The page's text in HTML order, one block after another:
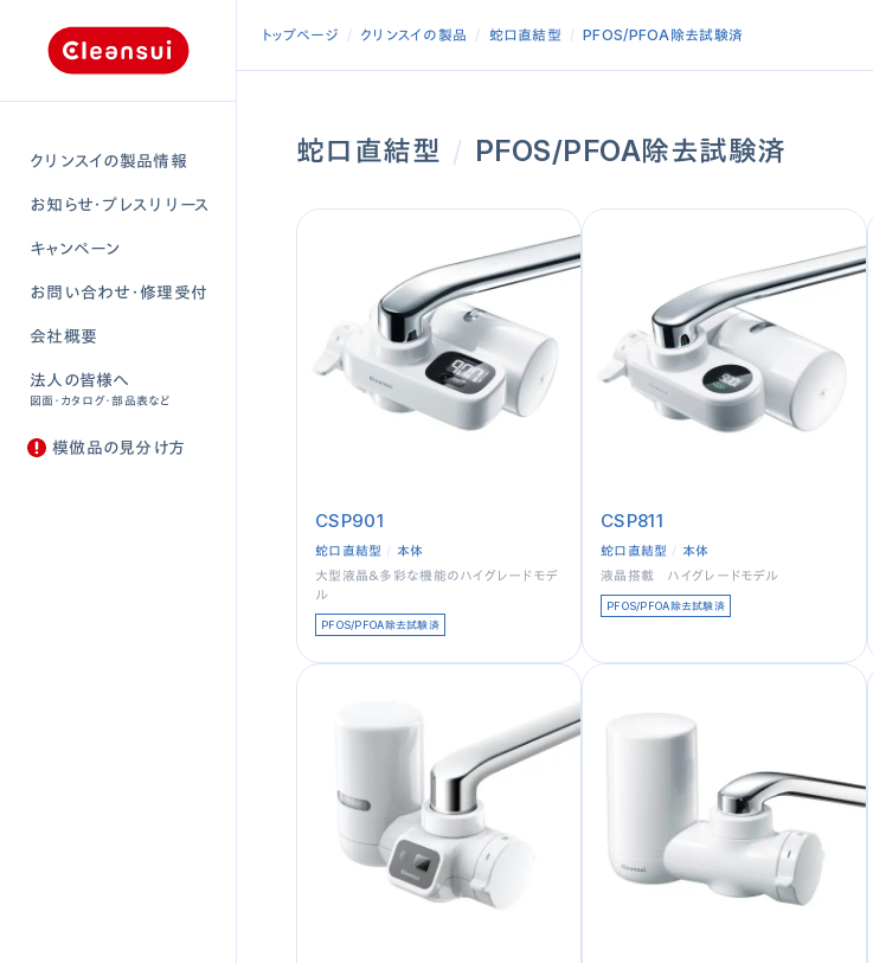
クリンスイの製品情報
お知らせ・プレスリリース
キャンペーン
お問い合わせ・修理受付
会社概要
法人の皆様へ
図面・カタログ・部品表など
模倣品の見分け方
トップページ クリンスイの製品 蛇口直結型 PFOS/PFOA除去試験済
蛇口直結型 / PFOS/PFOA除去試験済
CSP901
蛇口直結型
本体
大型液晶＆多彩な機能のハイグレードモデ
ル
PFOS/PFOA除去試験済
CSP811
蛇口直結型
本体
液晶搭載 ハイグレードモデル
PFOS/PFOA除去試験済